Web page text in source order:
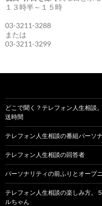
１３時半～１５時
03-3211-3288
または
03-3211-3299
どこで聞く？テレフォン人生相談
送時間
テレフォン人生相談の番組パーソ
テレフォン人生相談の回答者
パーソナリティの前ふりとオープ
テレフォン人生相談の楽しみ方。
ルちゃん